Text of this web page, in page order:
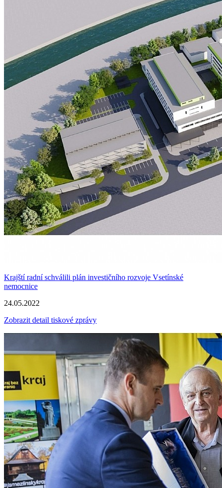
Krajští radní schválili plán investičního rozvoje Vsetínské
nemocnice
24.05.2022
Zobrazit detail tiskové zprávy